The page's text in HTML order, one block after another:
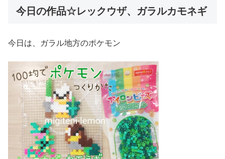
今日の作品☆レックウザ、ガラルカモネギ
今日は、ガラル地方のポケモン